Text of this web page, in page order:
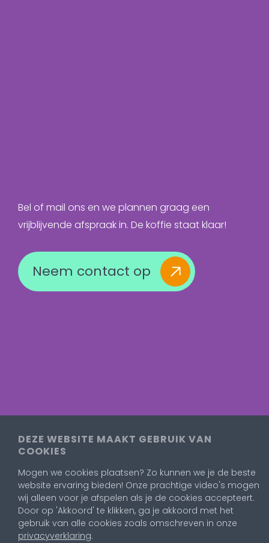
DEZE WEBSITE MAAKT GEBRUIK VAN
COOKIES
Mogen we cookies plaatsen? Zo kunnen we je de beste
website ervaring bieden! Onze prachtige video's mogen
wij alleen voor je afspelen als je de cookies accepteert.
Door op 'Akkoord' te klikken, ga je akkoord met het
gebruik van alle cookies zoals omschreven in onze
privacyverklaring.
Bel of mail ons en we plannen graag een
vrijblijvende afspraak in. De koffie staat klaar!
Neem contact op
Contact